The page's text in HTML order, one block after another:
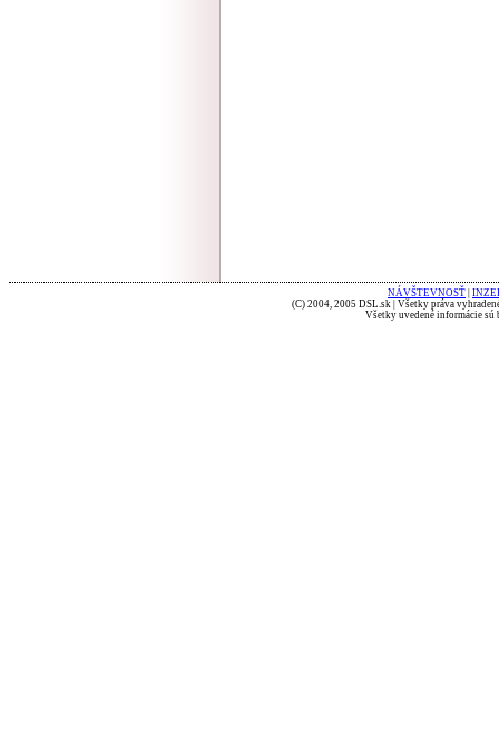
NÁVŠTEVNOSŤ
(C) 2004, 2005 DSL.sk | Všetky práva
Všetky uvedené informácie sú